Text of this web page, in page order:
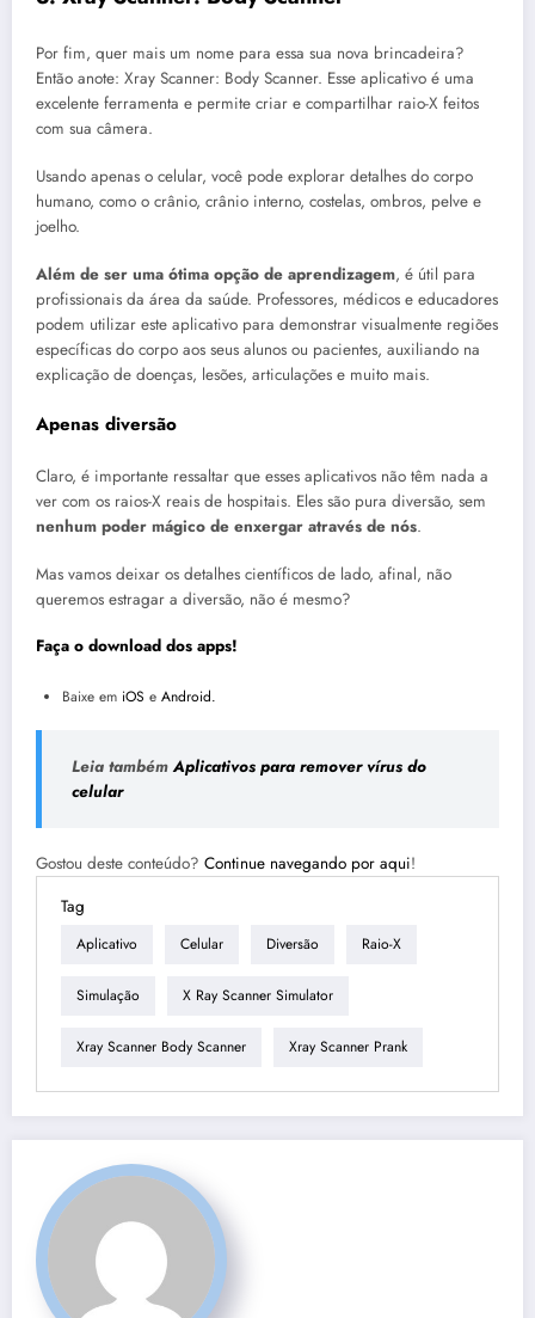
Por fim, quer mais um nome para essa sua nova brincadeira?
Então anote: Xray Scanner: Body Scanner. Esse aplicativo é uma
excelente ferramenta e permite criar e compartilhar raio-X feitos
com sua câmera.
Usando apenas o celular, você pode explorar detalhes do corpo
humano, como o crânio, crânio interno, costelas, ombros, pelve e
joelho.
Além de ser uma ótima opção de aprendizagem, é útil para
profissionais da área da saúde. Professores, médicos e educadores
podem utilizar este aplicativo para demonstrar visualmente regiões
específicas do corpo aos seus alunos ou pacientes, auxiliando na
explicação de doenças, lesões, articulações e muito mais.
Apenas diversão
Claro, é importante ressaltar que esses aplicativos não têm nada a
ver com os raios-X reais de hospitais. Eles são pura diversão, sem
nenhum poder mágico de enxergar através de nós.
Mas vamos deixar os detalhes científicos de lado, afinal, não
queremos estragar a diversão, não é mesmo?
Faça o download dos apps!
Baixe em iOS e Android.
Leia tambémAplicativos para remover vírus do
celular
Gostou deste conteúdo? Continue navegando por aqui!
Tag
Aplicativo Celular Diversão Raio-X
Simulação X Ray Scanner Simulator
Xray Scanner Body Scanner Xray Scanner Prank